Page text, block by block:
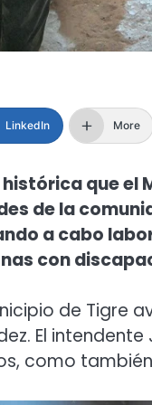
LinkedIn More
que
de la
a cabo
con
de Tigre
El
como